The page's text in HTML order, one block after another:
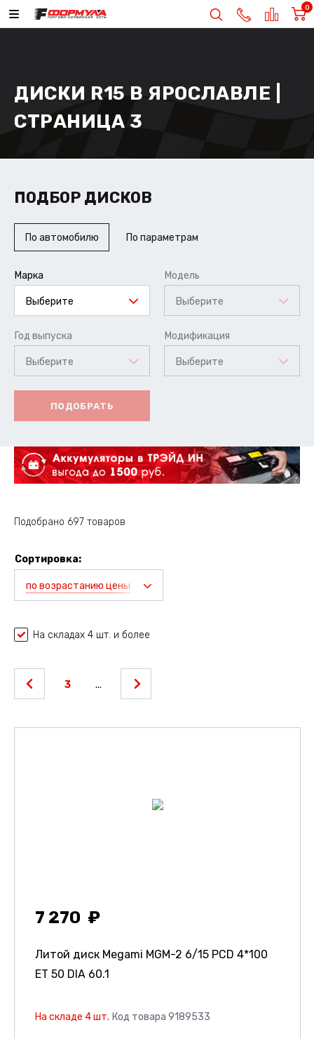
0
ДИСКИ R15 В ЯРОСЛАВЛЕ |
СТРАНИЦА 3
ПОДБОР ДИСКОВ
По автомобилю По параметрам
Марка
Выберите
Модель
Выберите
Год выпуска
Выберите
Модификация
Выберите
ПОДОБРАТЬ
Подобрано 697 товаров
Сортировка:
по возрастанию цены
На складах 4 шт. и более
3 ...
7 270
Литой диск Megami MGM-2 6/15 PCD 4*100
ET 50 DIA 60.1
На складе 4 шт. Код товара 9189533